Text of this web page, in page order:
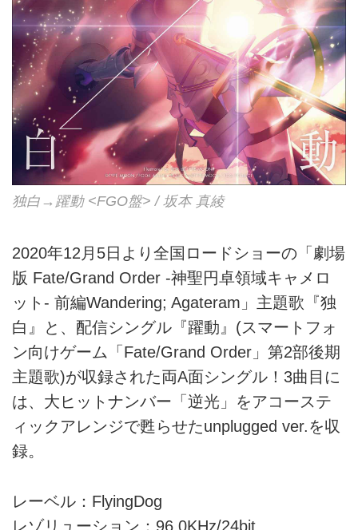
独白→躍動 <FGO盤> / 坂本 真綾
2020年12月5日より全国ロードショーの「劇場
版 Fate/Grand Order -神聖円卓領域キャメロ
ット- 前編Wandering; Agateram」主題歌『独
白』と、配信シングル『躍動』(スマートフォ
ン向けゲーム「Fate/Grand Order」第2部後期
主題歌)が収録された両A面シングル！3曲目に
は、大ヒットナンバー「逆光」をアコーステ
ィックアレンジで甦らせたunplugged ver.を収
録。
レーベル：FlyingDog
レゾリューション：96.0KHz/24bit